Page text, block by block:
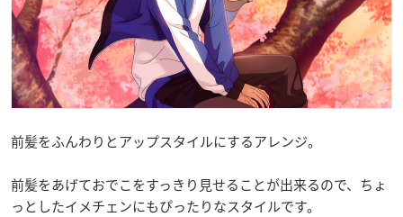
前髪をふんわりとアップスタイルにするアレンジ。
前髪をあげておでこをすっきり見せることが出来るので、ちょ
っとしたイメチェンにもぴったりなスタイルです。